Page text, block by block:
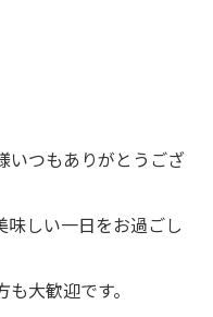
いつもありがとうござ
味しい一日をお過ごし
大歓迎です。